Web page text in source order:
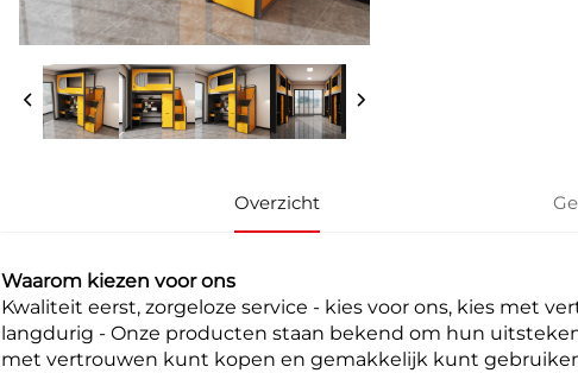
Overzicht
Waarom kiezen voor ons
Kwaliteit eerst, zorgeloze service - kies voor ons, kies met
langdurig - Onze producten staan bekend om hun
met vertrouwen kunt kopen en gemakkelijk kunt